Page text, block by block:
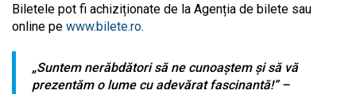
Biletele pot fi achiziționate de la Agenția de bilete sau
online pe www.bilete.ro.
„Suntem nerăbdători să ne cunoaștem și să vă
prezentăm o lume cu adevărat fascinantă!” –